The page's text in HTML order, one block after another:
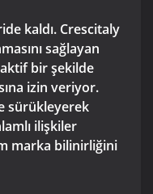
kaldı. Crescitaly
sağlayan
aktif bir şekilde
izin veriyor.
sürükleyerek
ilişkiler
marka bilinirliğini